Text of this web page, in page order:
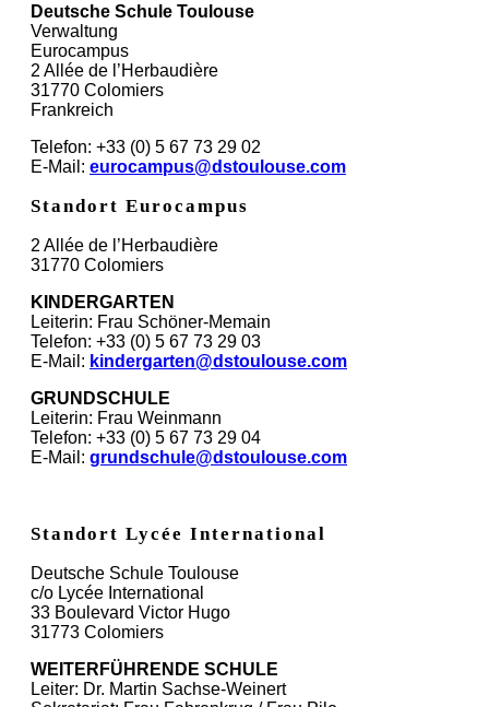
Deutsche Schule Toulouse
Verwaltung
Eurocampus
2 Allée de l’Herbaudière
31770 Colomiers
Frankreich
Telefon: +33 (0) 5 67 73 29 02
E-Mail: eurocampus@dstoulouse.com
Standort Eurocampus
2 Allée de l’Herbaudière
31770 Colomiers
KINDERGARTEN
Leiterin: Frau Schöner-Memain
Telefon: +33 (0) 5 67 73 29 03
E-Mail: kindergarten@dstoulouse.com
GRUNDSCHULE
Leiterin: Frau Weinmann
Telefon: +33 (0) 5 67 73 29 04
E-Mail: grundschule@dstoulouse.com
Standort Lycée International
Deutsche Schule Toulouse
c/o Lycée International
33 Boulevard Victor Hugo
31773 Colomiers
WEITERFÜHRENDE SCHULE
Leiter: Dr. Martin Sachse-Weinert